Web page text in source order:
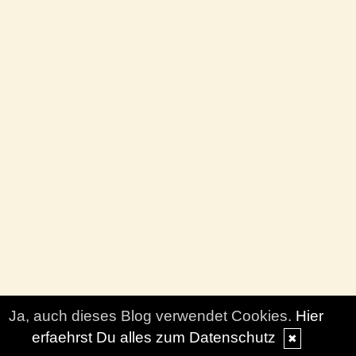
Ja, auch dieses Blog verwendet Cookies. Hier
erfaehrst Du alles zum Datenschutz
✖